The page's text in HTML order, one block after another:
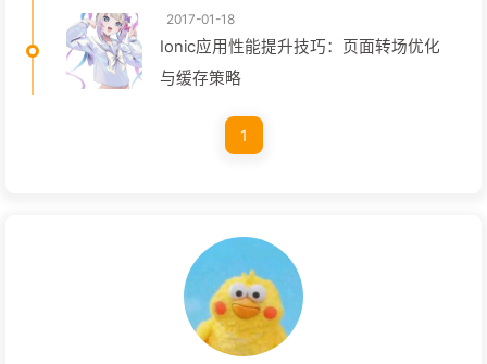
2017-01-18
Ionic应用性能提升技巧：页面转场优化
与缓存策略
1